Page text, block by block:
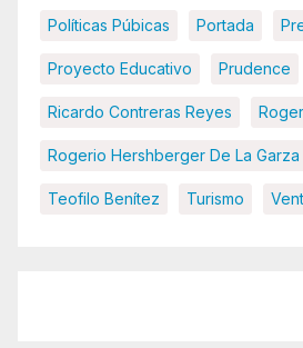
Políticas Púbicas Portada
Proyecto Educativo Prudence
Ricardo Contreras Reyes
Rogerio Hershberger De La Garza
Teofilo Benítez Turismo